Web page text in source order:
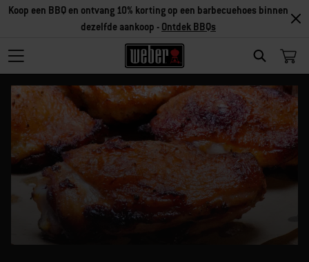
SEARCH
Koop een BBQ en ontvang 10% korting op een barbecuehoes binnen
dezelfde aankoop - Ontdek BBQs